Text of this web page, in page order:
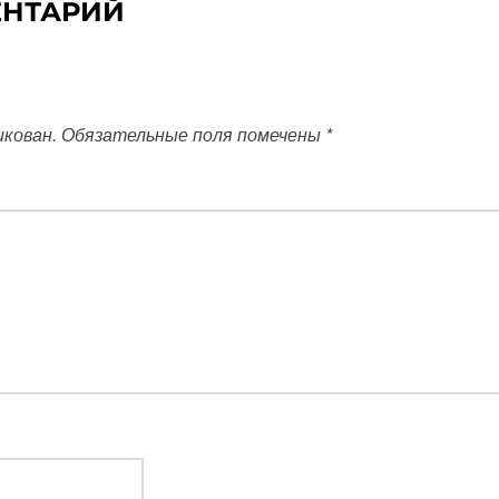
Обязательные поля помечены *